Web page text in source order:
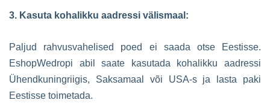
3. Kasuta kohalikku aadressi välismaal:
Paljud rahvusvahelised poed ei saada otse Eestisse.
EshopWedropi abil saate kasutada kohalikku aadressi
Ühendkuningriigis, Saksamaal või USA-s ja lasta paki
Eestisse toimetada.